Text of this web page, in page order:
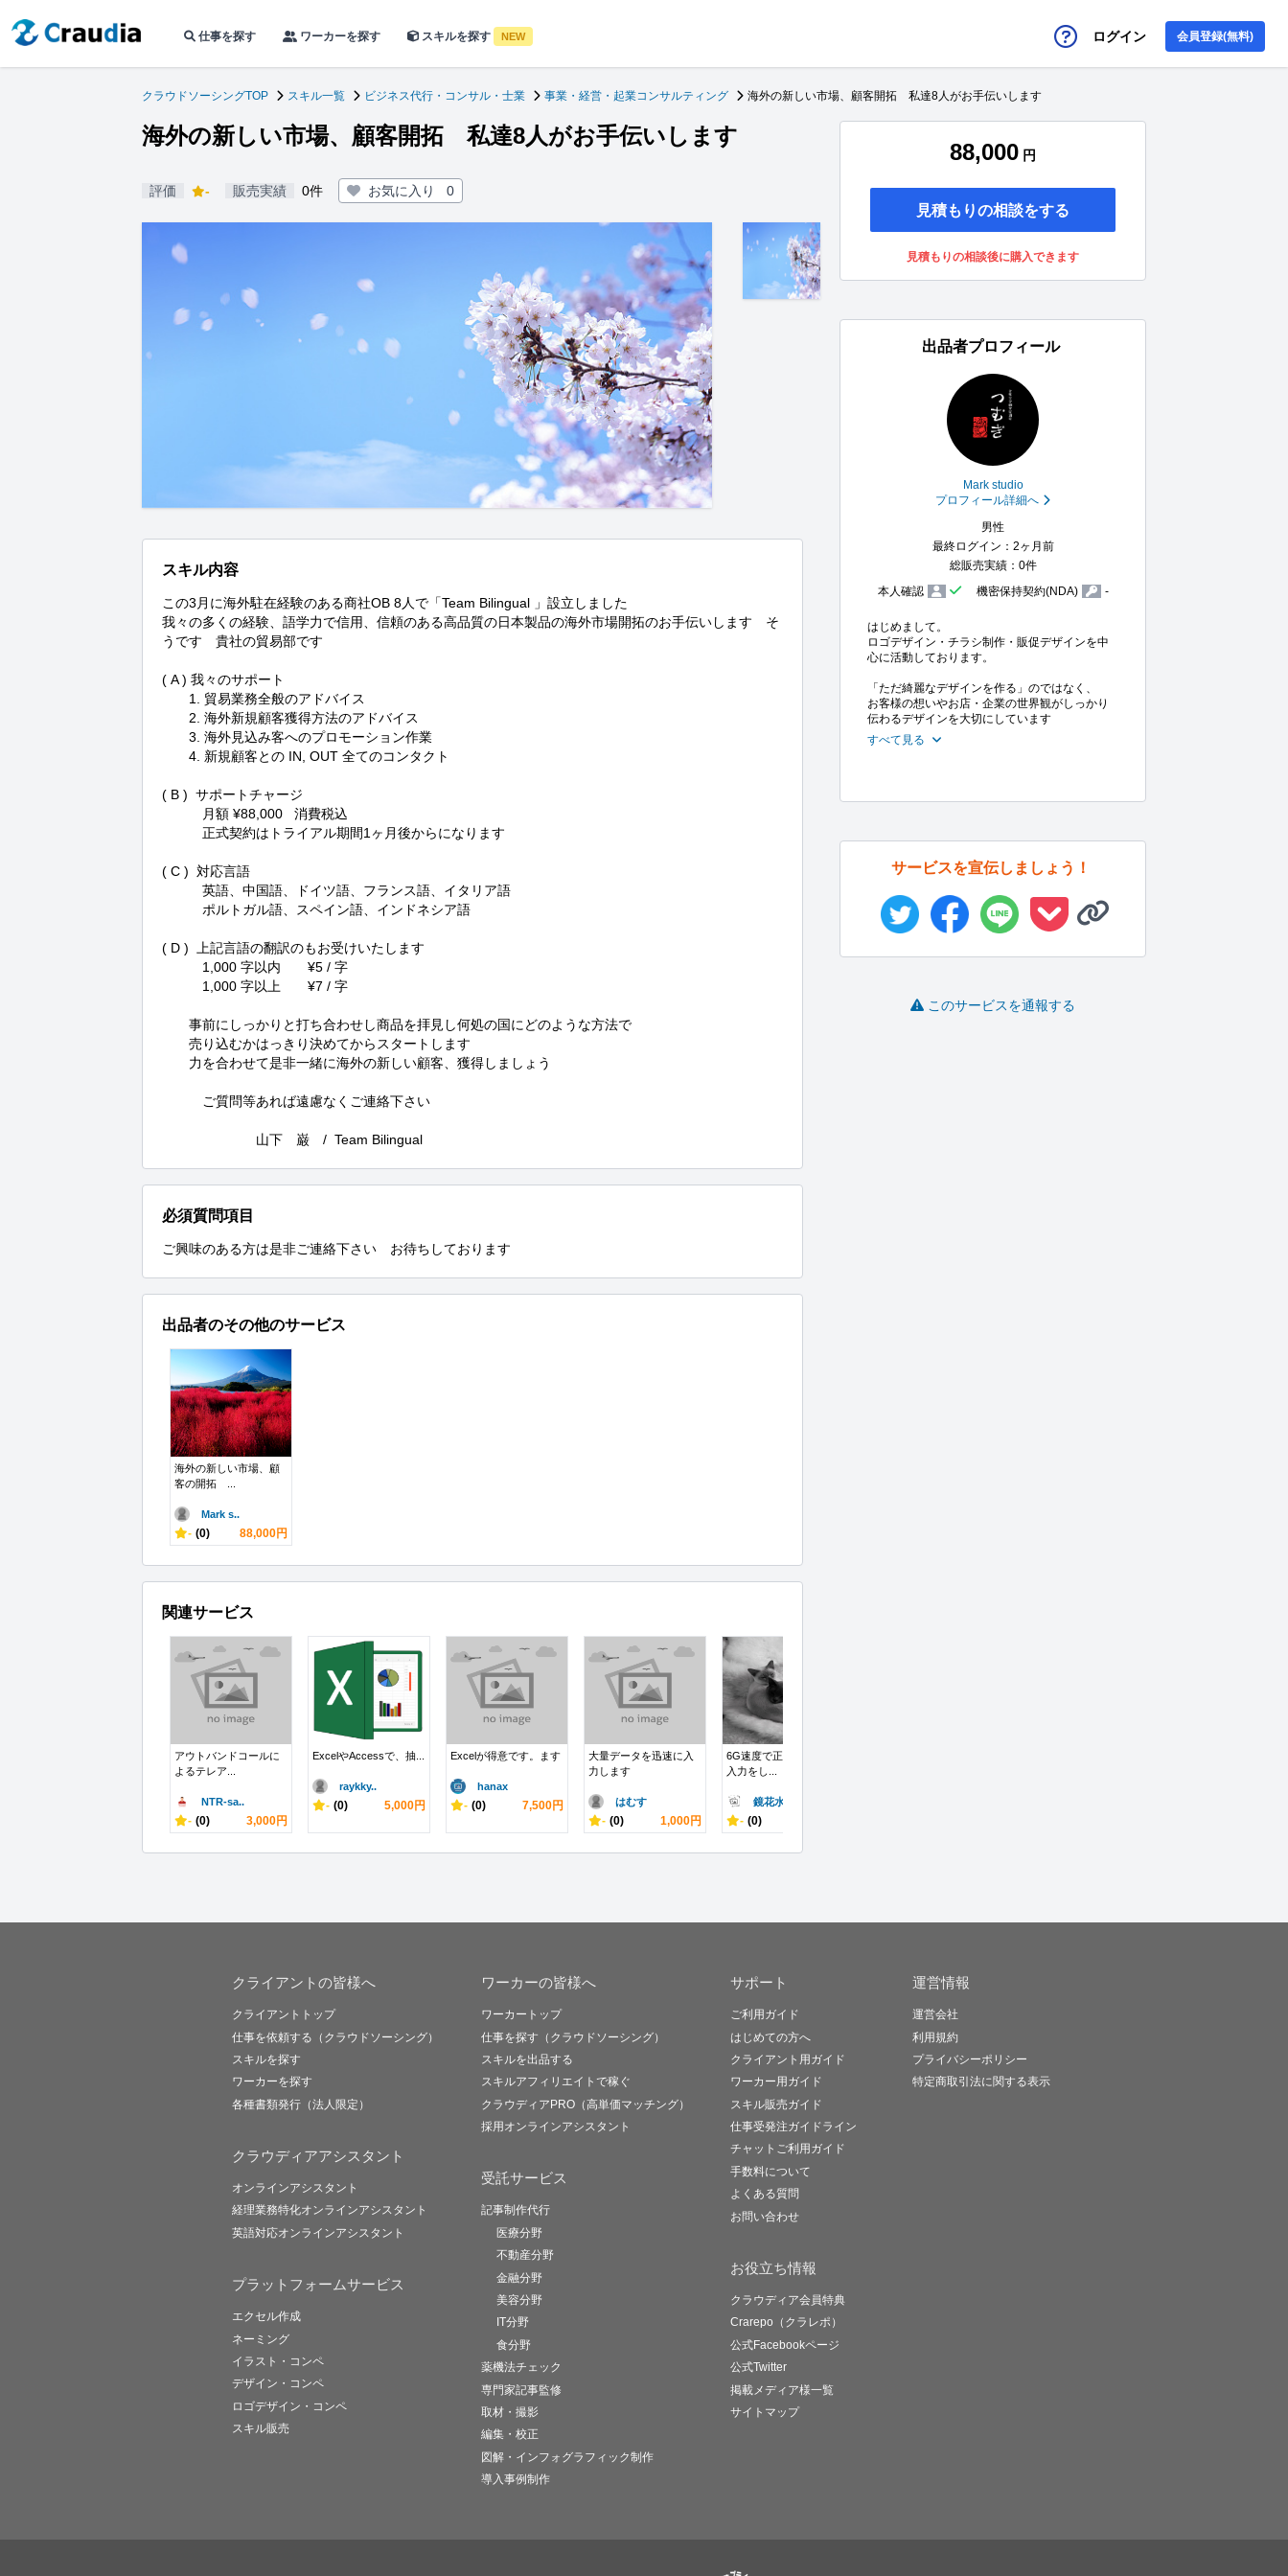
仕事を探す ワーカーを探す スキルを探す NEW ログイン 会員登録(無料)
クラウドソーシングTOP スキル一覧 ビジネス代行・コンサル・士業 事業・経営・起業コンサルティング 海外の新しい市場、顧客開拓 私達8人がお手伝いします
海外の新しい市場、顧客開拓 私達8人がお手伝いします
評価 - 販売実績 0件 お気に入り 0
スキル内容
この3月に海外駐在経験のある商社OB 8人で「Team Bilingual 」設立しました
我々の多くの経験、語学力で信用、信頼のある高品質の日本製品の海外市場開拓のお手伝いします　そ
うです　貴社の貿易部です
( A ) 我々のサポート
1. 貿易業務全般のアドバイス
2. 海外新規顧客獲得方法のアドバイス
3. 海外見込み客へのプロモーション作業
4. 新規顧客との IN, OUT 全てのコンタクト
( B )  サポートチャージ
月額 ¥88,000   消費税込
正式契約はトライアル期間1ヶ月後からになります
( C )  対応言語
英語、中国語、ドイツ語、フランス語、イタリア語
ポルトガル語、スペイン語、インドネシア語
( D )  上記言語の翻訳のもお受けいたします
1,000 字以内　　¥5 / 字
1,000 字以上　　¥7 / 字
事前にしっかりと打ち合わせし商品を拝見し何処の国にどのような方法で
売り込むかはっきり決めてからスタートします
力を合わせて是非一緒に海外の新しい顧客、獲得しましょう
ご質問等あれば遠慮なくご連絡下さい
山下　巌　/  Team Bilingual
必須質問項目
ご興味のある方は是非ご連絡下さい　お待ちしております
出品者のその他のサービス
海外の新しい市場、顧
客の開拓 ...
Mark s..
- (0) 88,000円
関連サービス
アウトバンドコールに
よるテレア...
NTR-sa..
- (0) 3,000円
ExcelやAccessで、抽...
raykky..
- (0) 5,000円
Excelが得意です。ます
hanax
- (0) 7,500円
大量データを迅速に入
力します
はむす
- (0) 1,000円
6G速度で正確なデータ
入力をし...
鏡花水月
- (0)
88,000 円
見積もりの相談をする
見積もりの相談後に購入できます
出品者プロフィール
Mark studio
プロフィール詳細へ
男性
最終ログイン：2ヶ月前
総販売実績：0件
本人確認
機密保持契約(NDA) -
はじめまして。
ロゴデザイン・チラシ制作・販促デザインを中
心に活動しております。
「ただ綺麗なデザインを作る」のではなく、
お客様の想いやお店・企業の世界観がしっかり
伝わるデザインを大切にしています
すべて見る
サービスを宣伝しましょう！
このサービスを通報する
クライアントの皆様へ
クライアントトップ
仕事を依頼する（クラウドソーシング）
スキルを探す
ワーカーを探す
各種書類発行（法人限定）
クラウディアアシスタント
オンラインアシスタント
経理業務特化オンラインアシスタント
英語対応オンラインアシスタント
プラットフォームサービス
エクセル作成
ネーミング
イラスト・コンペ
デザイン・コンペ
ロゴデザイン・コンペ
スキル販売
ワーカーの皆様へ
ワーカートップ
仕事を探す（クラウドソーシング）
スキルを出品する
スキルアフィリエイトで稼ぐ
クラウディアPRO（高単価マッチング）
採用オンラインアシスタント
受託サービス
記事制作代行
医療分野
不動産分野
金融分野
美容分野
IT分野
食分野
薬機法チェック
専門家記事監修
取材・撮影
編集・校正
図解・インフォグラフィック制作
導入事例制作
サポート
ご利用ガイド
はじめての方へ
クライアント用ガイド
ワーカー用ガイド
スキル販売ガイド
仕事受発注ガイドライン
チャットご利用ガイド
手数料について
よくある質問
お問い合わせ
お役立ち情報
クラウディア会員特典
Crarepo（クラレポ）
公式Facebookページ
公式Twitter
掲載メディア様一覧
サイトマップ
運営情報
運営会社
利用規約
プライバシーポリシー
特定商取引法に関する表示